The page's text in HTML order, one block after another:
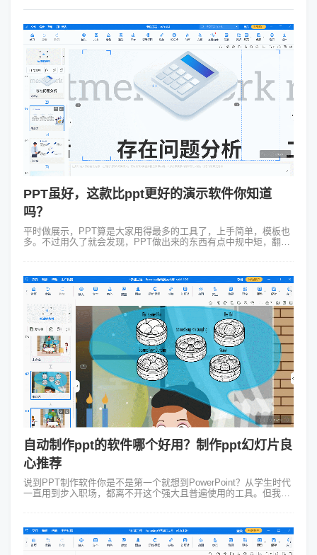
PPT虽好，这款比ppt更好的演示软件你知道
吗？
平时做展示，PPT算是大家用得最多的工具了，上手简单，模板也
多。不过用久了就会发现，PPT做出来的东西有点中规中矩，翻页
自动制作ppt的软件哪个好用？制作ppt幻灯片良
心推荐
说到PPT制作软件你是不是第一个就想到PowerPoint？从学生时代
一直用到步入职场，都离不开这个强大且普遍使用的工具。但我们